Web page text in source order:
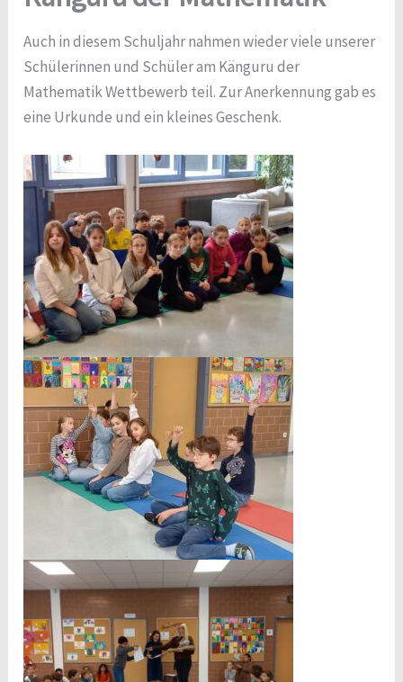
Auch in diesem Schuljahr nahmen wieder viele unserer
Schülerinnen und Schüler am Känguru der
Mathematik Wettbewerb teil. Zur Anerkennung gab es
eine Urkunde und ein kleines Geschenk.